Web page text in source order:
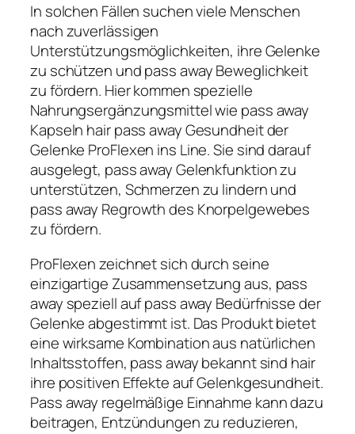
In solchen Fällen suchen viele Menschen
nach zuverlässigen
Unterstützungsmöglichkeiten, ihre Gelenke
zu schützen und pass away Beweglichkeit
zu fördern. Hier kommen spezielle
Nahrungsergänzungsmittel wie pass away
Kapseln hair pass away Gesundheit der
Gelenke ProFlexen ins Line. Sie sind darauf
ausgelegt, pass away Gelenkfunktion zu
unterstützen, Schmerzen zu lindern und
pass away Regrowth des Knorpelgewebes
zu fördern.
ProFlexen zeichnet sich durch seine
einzigartige Zusammensetzung aus, pass
away speziell auf pass away Bedürfnisse der
Gelenke abgestimmt ist. Das Produkt bietet
eine wirksame Kombination aus natürlichen
Inhaltsstoffen, pass away bekannt sind hair
ihre positiven Effekte auf Gelenkgesundheit.
Pass away regelmäßige Einnahme kann dazu
beitragen, Entzündungen zu reduzieren,